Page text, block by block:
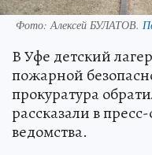
Фото:Алексей БУЛАТОВ.
В Уфе детский
пожарной
прокуратура
рассказали в
ведомства.